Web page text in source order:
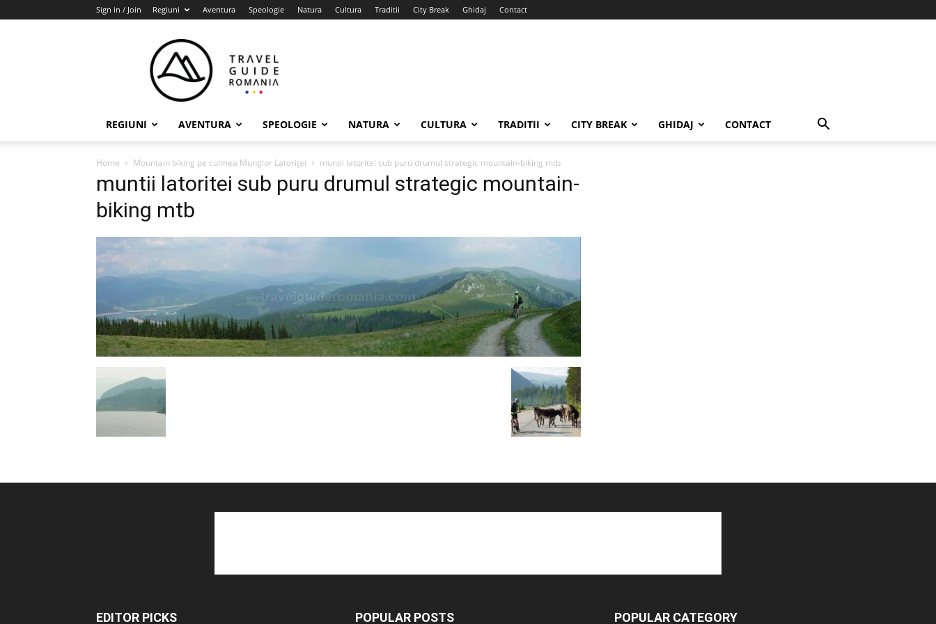
Sign in / Join Regiuni Aventura Speologie Natura Cultura Traditii City Break Ghidaj Contact
Guide
Romania
REGIUNI AVENTURA SPEOLOGIE NATURA CULTURA TRADITII CITY BREAK GHIDAJ CONTACT
Home Mountain biking pe culmea Munţilor Latoriţei muntii latoritei sub puru drumul strategic mountain-biking mtb
muntii latoritei sub puru drumul strategic mountain-
biking mtb
EDITOR PICKS POPULAR POSTS POPULAR CATEGORY